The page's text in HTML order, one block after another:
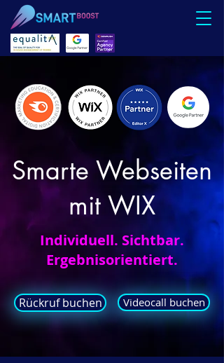
Smarte Webseiten
mit WIX
Individuell. Sichtbar.
Ergebnisorientiert.
Rückruf buchen Videocall buchen